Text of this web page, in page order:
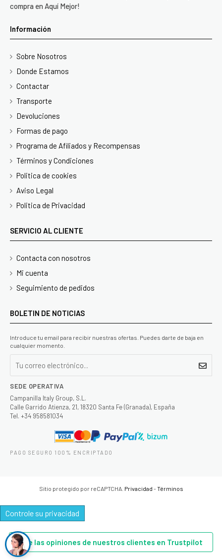
compra en Aquí Mejor!
Información
Sobre Nosotros
Donde Estamos
Contactar
Transporte
Devoluciones
Formas de pago
Programa de Afiliados y Recompensas
Términos y Condiciones
Politica de cookies
Aviso Legal
Politica de Privacidad
SERVICIO AL CLIENTE
Contacta con nosotros
Mi cuenta
Seguimiento de pedidos
BOLETIN DE NOTICIAS
Introduce tu email para recibir nuestras ofertas. Puedes darte de baja en
cualquier momento.
SEDE OPERATIVA
Campanilla Italy Group, S.L.
Calle Garrido Atienza, 21, 18320 Santa Fe (Granada), España
Tel. +34 958581034
PAGO SEGURO 100% ENCRIPTADO
Sitio protegido por reCAPTCHA. Privacidad -Términos
Controle su privacidad
Lee las opiniones de nuestros clientes en Trustpilot